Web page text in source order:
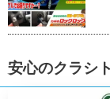
安心のクラシ